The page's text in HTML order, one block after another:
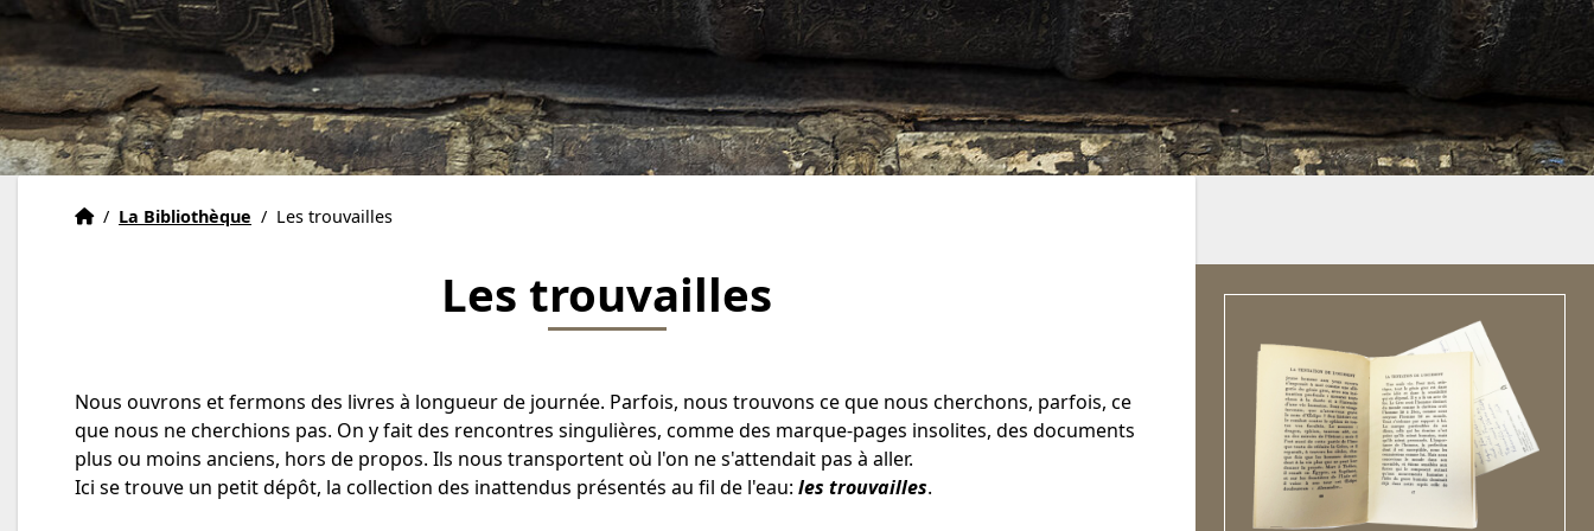
Accueil
Accueil
/ La Bibliothèque / Les trouvailles
Les trouvailles
Nous ouvrons et fermons des livres à longueur de journée. Parfois, nous trouvons ce que nous cherchons, parfois, ce
que nous ne cherchions pas. On y fait des rencontres singulières, comme des marque-pages insolites, des documents
plus ou moins anciens, hors de propos. Ils nous transportent où l'on ne s'attendait pas à aller.
Ici se trouve un petit dépôt, la collection des inattendus présentés au fil de l'eau: les trouvailles.